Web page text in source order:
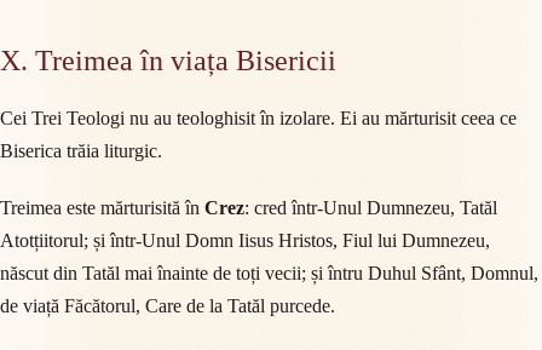
X. Treimea în viața Bisericii
Cei Trei Teologi nu au teologhisit în izolare. Ei au mărturisit ceea ce
Biserica trăia liturgic.
Treimea este mărturisită în Crez: cred într-Unul Dumnezeu, Tatăl
Atotțiitorul; și într-Unul Domn Iisus Hristos, Fiul lui Dumnezeu,
născut din Tatăl mai înainte de toți vecii; și întru Duhul Sfânt, Domnul,
de viață Făcătorul, Care de la Tatăl purcede.